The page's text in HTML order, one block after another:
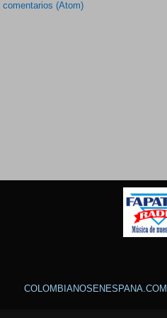
comentarios (Atom)
COLOMBIANOSENESPANA.COM